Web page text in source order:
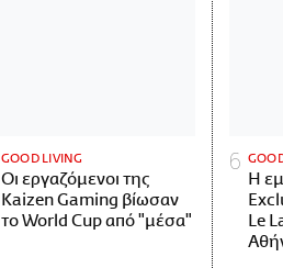
GOOD LIVING
Οι εργαζόμενοι της
Kaizen Gaming βίωσαν
το World Cup από "μέσα"
Η
Le